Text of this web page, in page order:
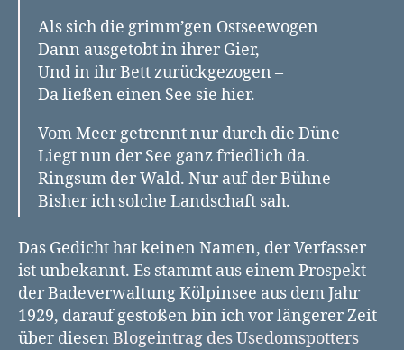
Als sich die grimm’gen Ostseewogen
Dann ausgetobt in ihrer Gier,
Und in ihr Bett zurückgezogen –
Da ließen einen See sie hier.
Vom Meer getrennt nur durch die Düne
Liegt nun der See ganz friedlich da.
Ringsum der Wald. Nur auf der Bühne
Bisher ich solche Landschaft sah.
Das Gedicht hat keinen Namen, der Verfasser
ist unbekannt. Es stammt aus einem Prospekt
der Badeverwaltung Kölpinsee aus dem Jahr
1929, darauf gestoßen bin ich vor längerer Zeit
über diesen Blogeintrag des Usedomspotters